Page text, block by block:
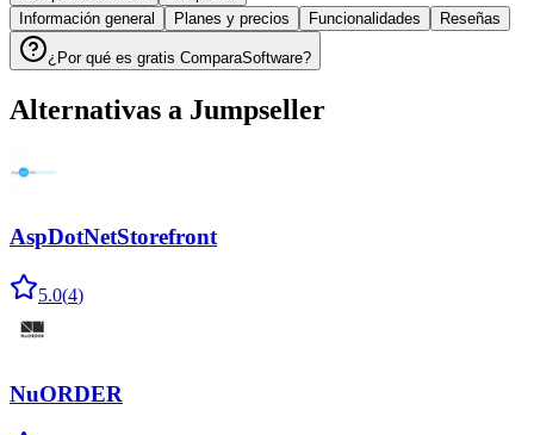
Información general
Planes y precios Funcionalidades Reseñas
¿Por qué es gratis ComparaSoftware?
Alternativas a Jumpseller
AspDotNetStorefront
5.0(4)
NuORDER